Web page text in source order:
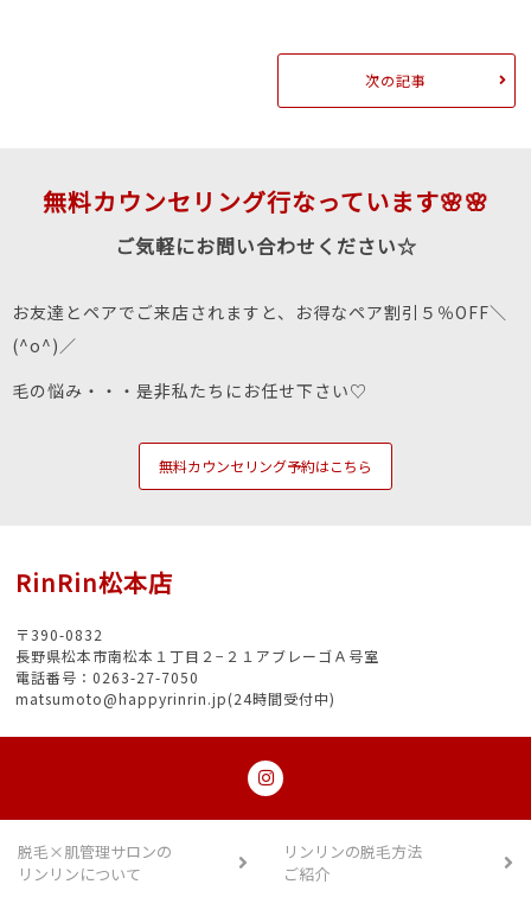
次の記事
無料カウンセリング行なっています🌸🌸
ご気軽にお問い合わせください☆
お友達とペアでご来店されますと、お得なペア割引５％OFF＼
(^o^)／
毛の悩み・・・是非私たちにお任せ下さい♡
無料カウンセリング予約はこちら
RinRin松本店
〒390-0832
長野県松本市南松本１丁目２−２１アブレーゴＡ号室
電話番号：0263-27-7050
matsumoto@happyrinrin.jp(24時間受付中)
脱毛×肌管理サロンの
リンリンについて
リンリンの脱毛方法
ご紹介